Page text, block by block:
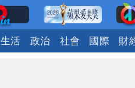
生活 政治 社會 國際 財